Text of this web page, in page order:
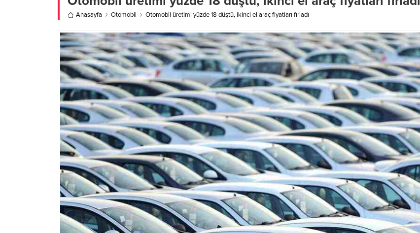
Anasayfa Otomobil Otomobil üretimi yüzde 18 düştü, ikinci el araç fiyatları fırladı